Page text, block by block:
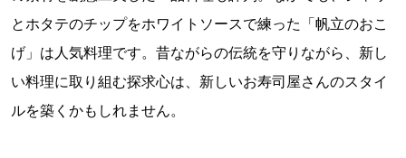
とホタテのチップをホワイトソースで練った「帆立のおこ
げ」は人気料理です。昔ながらの伝統を守りながら、新し
い料理に取り組む探求心は、新しいお寿司屋さんのスタイ
ルを築くかもしれません。